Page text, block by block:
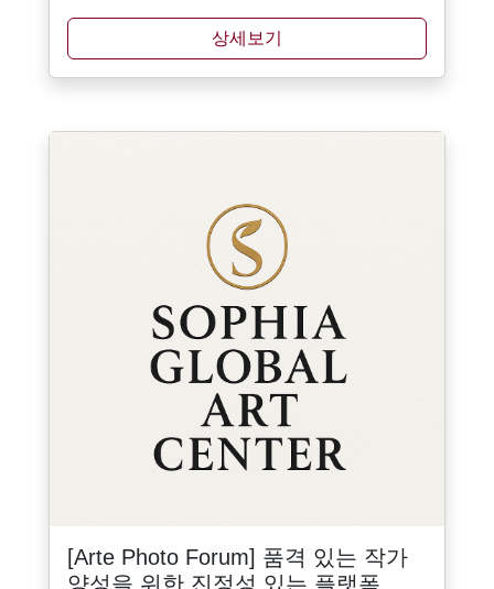
상세보기
[Arte Photo Forum] 품격 있는 작가
양성을 위한 진정성 있는 플랫폼